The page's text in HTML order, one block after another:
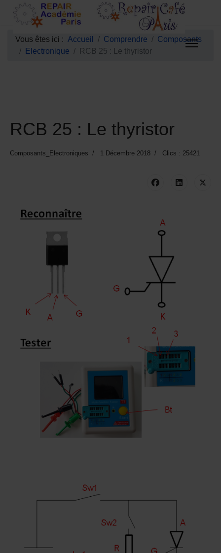
Vous êtes ici : Accueil Comprendre
Composants
Electronique
RCB 25 : Le thyristor
RCB 25 : Le thyristor
Composants_Electroniques 1 Décembre 2018 Clics : 25421